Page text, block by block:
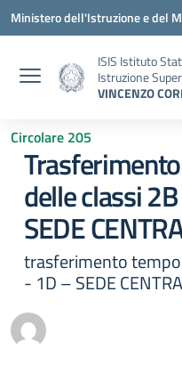
Vai ai contenuti
Vai al menu di navigazione
Vai al footer
Ministero dell'Istruzione e del
ISIS Istituto
Istruzione
VINCENZO
Circolare 205
delle classi
SEDE
trasferimento
- 1D – SEDE